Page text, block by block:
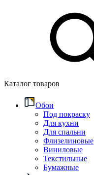
Каталог товаров
Обои
Под покраску
Для кухни
Для спальни
Флизелиновые
Виниловые
Текстильные
Бумажные